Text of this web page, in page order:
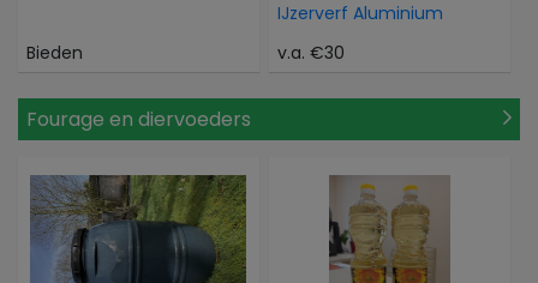
Bieden
IJzerverf Aluminium
v.a. €30
Fourage en diervoeders